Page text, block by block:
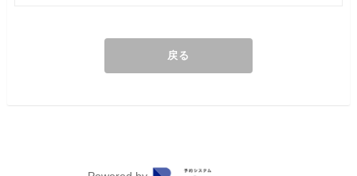
戻る